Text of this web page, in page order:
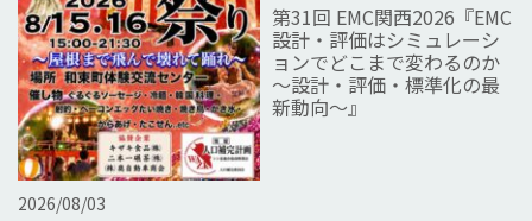
2026/08/03
第31回 EMC関西2026『EMC
設計・評価はシミュレーシ
ョンでどこまで変わるのか
～設計・評価・標準化の最
新動向～』